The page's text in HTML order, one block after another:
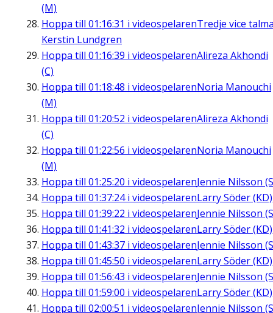
(M)
Hoppa till 01:16:31 i videospelarenTredje vice
Kerstin Lundgren
Hoppa till 01:16:39 i videospelarenAlireza Akhondi
(C)
Hoppa till 01:18:48 i videospelarenNoria Manouchi
(M)
Hoppa till 01:20:52 i videospelarenAlireza Akhondi
(C)
Hoppa till 01:22:56 i videospelarenNoria Manouchi
(M)
Hoppa till 01:25:20 i videospelarenJennie Nilsson
Hoppa till 01:37:24i videospelarenLarry Söder (KD)
Hoppa till 01:39:22 i videospelarenJennie Nilsson
Hoppa till 01:41:32 i videospelarenLarry Söder (KD)
Hoppa till 01:43:37 i videospelarenJennie Nilsson
Hoppa till 01:45:50 i videospelarenLarry Söder (KD)
Hoppa till 01:56:43 i videospelarenJennie Nilsson
Hoppa till 01:59:00 i videospelarenLarry Söder (KD)
Hoppa till 02:00:51 i videospelarenJennie Nilsson